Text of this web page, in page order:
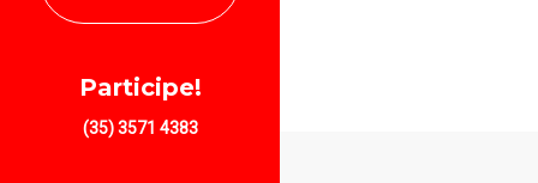
Participe!
(35) 3571 4383